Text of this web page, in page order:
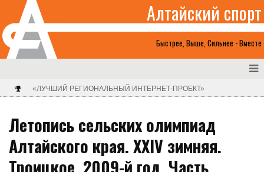
Быстрее, Выше, Сильнее - Вместе
Алтайский спорт
«ЛУЧШИЙ РЕГИОНАЛЬНЫЙ ИНТЕРНЕТ-ПРОЕКТ»
Летопись сельских олимпиад
Алтайского края. XXIV зимняя.
Троицкое, 2009-й год. Часть